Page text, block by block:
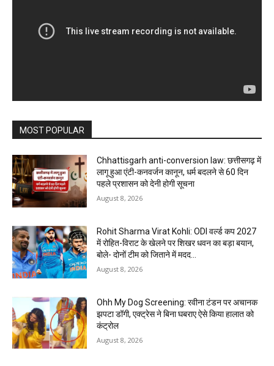
MOST POPULAR
Chhattisgarh anti-conversion law: छत्तीसगढ़ में
लागू हुआ एंटी-कनवर्जन कानून, धर्म बदलने से 60 दिन
पहले प्रशासन को देनी होगी सूचना
August 8, 2026
Rohit Sharma Virat Kohli: ODI वर्ल्ड कप 2027
में रोहित-विराट के खेलने पर शिखर धवन का बड़ा बयान,
बोले- दोनों टीम को जिताने में मदद...
August 8, 2026
Ohh My Dog Screening: रवीना टंडन पर अचानक
झपटा डॉगी, एक्ट्रेस ने बिना घबराए ऐसे किया हालात को
कंट्रोल
August 8, 2026